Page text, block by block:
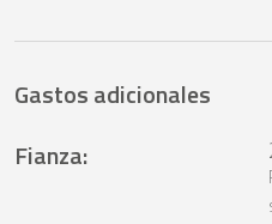
Gastos adicionales
Fianza: